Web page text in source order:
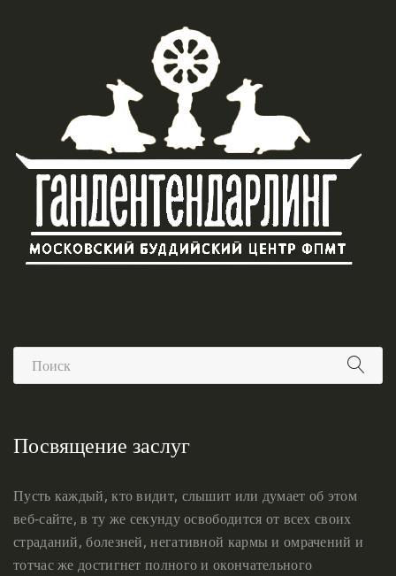
Посвящение заслуг
Пусть каждый, кто видит, слышит или думает об этом
веб-сайте, в ту же секунду освободится от всех своих
страданий, болезней, негативной кармы и омрачений и
тотчас же достигнет полного и окончательного